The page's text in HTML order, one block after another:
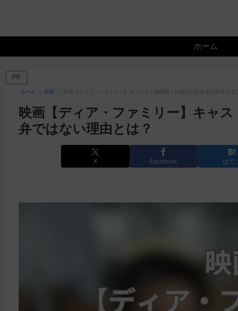
ホーム
PR
ホーム 邦画 映画【ディア・ファミリー】キャストと相関図！大泉洋が語る名古屋弁では
映画【ディア・ファミリー】キャ
弁ではない理由とは？
X Facebook はて